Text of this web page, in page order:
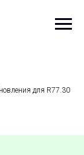
для R77.30